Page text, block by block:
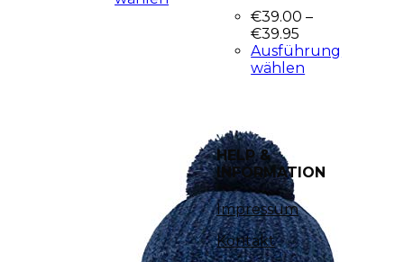
€39.00 –
€39.95
Ausführung
wählen
HELP &
INFORMATION
Impressum
Kontakt